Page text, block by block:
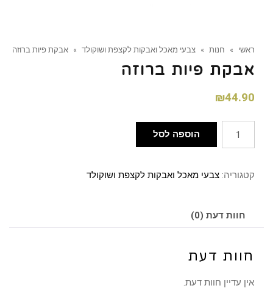
ראשי » חנות » צבעי מאכל ואבקות לקצפת ושוקולד » אבקת פיות ברוזה
אבקת פיות ברוזה
₪44.90
הוספה לסל
קטגוריה: צבעי מאכל ואבקות לקצפת ושוקולד
חוות דעת (0)
חוות דעת
אין עדיין חוות דעת.